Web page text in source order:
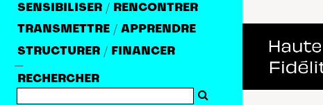
SENSIBILISER / RENCONTRER
TRANSMETTRE / APPRENDRE
STRUCTURER / FINANCER
—
RECHERCHER